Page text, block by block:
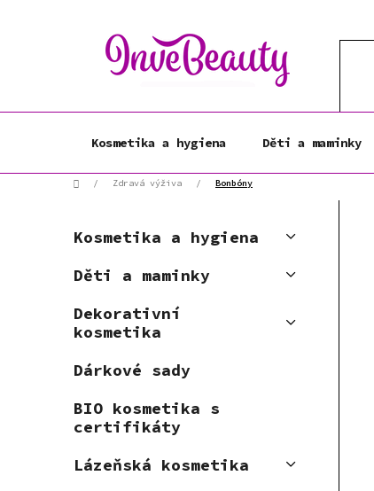
Kosmetika a hygiena Děti a maminky
Domů/ Zdravá výživa / Bonbóny
o
t
r
a
n
p
a
n
Přeskočit
kategorie
K
a
t
e
g
o
r
i
e
Kosmetika a hygiena
Děti a maminky
Dekorativní
kosmetika
Dárkové sady
BIO kosmetika s
certifikáty
Lázeňská kosmetika